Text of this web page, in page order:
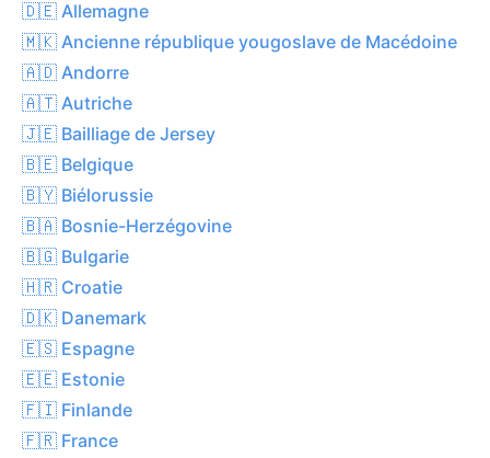
🇩🇪 Allemagne
🇲🇰 Ancienne république yougoslave de Macédoine
🇦🇩 Andorre
🇦🇹 Autriche
🇯🇪 Bailliage de Jersey
🇧🇪 Belgique
🇧🇾 Biélorussie
🇧🇦 Bosnie-Herzégovine
🇧🇬 Bulgarie
🇭🇷 Croatie
🇩🇰 Danemark
🇪🇸 Espagne
🇪🇪 Estonie
🇫🇮 Finlande
🇫🇷 France